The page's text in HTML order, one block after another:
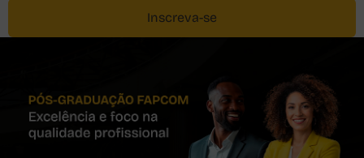
Inscreva-se